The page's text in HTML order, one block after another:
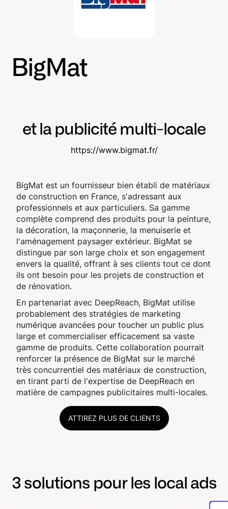
BigMat
et la publicité multi-locale
https://www.bigmat.fr/
BigMat est un fournisseur bien établi de matériaux
de construction en France, s'adressant aux
professionnels et aux particuliers. Sa gamme
complète comprend des produits pour la peinture,
la décoration, la maçonnerie, la menuiserie et
l'aménagement paysager extérieur. BigMat se
distingue par son large choix et son engagement
envers la qualité, offrant à ses clients tout ce dont
ils ont besoin pour les projets de construction et
de rénovation.
En partenariat avec DeepReach, BigMat utilise
probablement des stratégies de marketing
numérique avancées pour toucher un public plus
large et commercialiser efficacement sa vaste
gamme de produits. Cette collaboration pourrait
renforcer la présence de BigMat sur le marché
très concurrentiel des matériaux de construction,
en tirant parti de l'expertise de DeepReach en
matière de campagnes publicitaires multi-locales.
ATTIREZ PLUS DE CLIENTS
3 solutions pour les local ads